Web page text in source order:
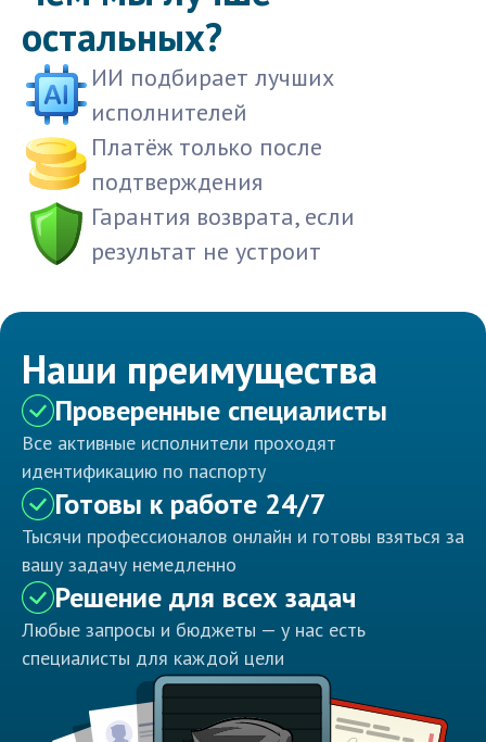
остальных?
ИИ подбирает лучших
исполнителей
Платёж только после
подтверждения
Гарантия возврата, если
результат не устроит
Наши преимущества
Проверенные специалисты
Все активные исполнители проходят
идентификацию по паспорту
Готовы к работе 24/7
Тысячи профессионалов онлайн и готовы взяться за
вашу задачу немедленно
Решение для всех задач
Любые запросы и бюджеты — у нас есть
специалисты для каждой цели